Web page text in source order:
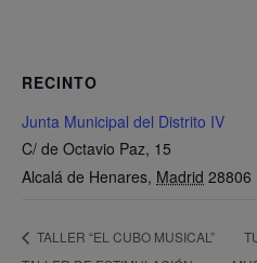
RECINTO
Junta Municipal del Distrito IV
C/ de Octavio Paz, 15
Alcalá de Henares, Madrid 28806
TALLER “EL CUBO MUSICAL”